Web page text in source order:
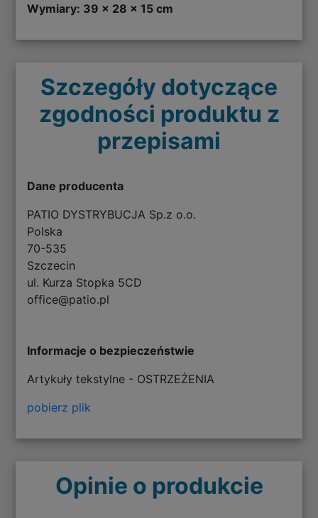
Wymiary: 39 x 28 x 15 cm
Szczegóły dotyczące
zgodności produktu z
przepisami
Dane producenta
PATIO DYSTRYBUCJA Sp.z o.o.
Polska
70-535
Szczecin
ul. Kurza Stopka 5CD
office@patio.pl
Informacje o bezpieczeństwie
Artykuły tekstylne - OSTRZEŻENIA
pobierz plik
Opinie o produkcie